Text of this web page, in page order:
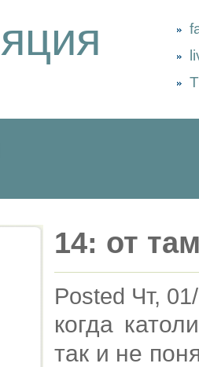
14: от
Posted Чт,
когда
так и не